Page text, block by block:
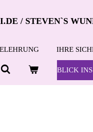
/ STEVEN`S
IHRE
BLICK